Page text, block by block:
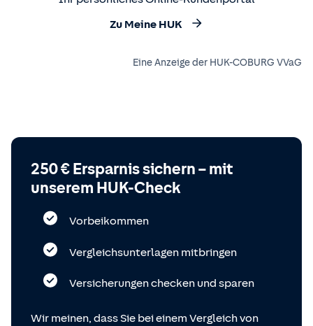
Zu Meine HUK
Eine Anzeige der HUK-COBURG VVaG
250 € Ersparnis sichern – mit
unserem HUK-Check
Vorbeikommen
Vergleichsunterlagen mitbringen
Versicherungen checken und sparen
Wir meinen, dass Sie bei einem Vergleich von